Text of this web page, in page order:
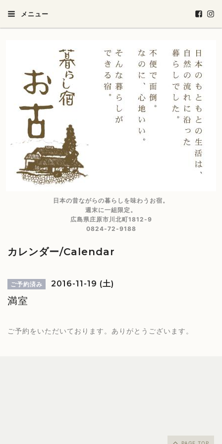
メニュー
日本の昔ながらの暮らしを味わうお宿。
週末に一組限定。
広島県庄原市川北町1812-9
0824-72-9188
カレンダー/Calendar
ご予約済み 2016-11-19 (土)
満室
ご予約をいただいております。ありがとうございます。